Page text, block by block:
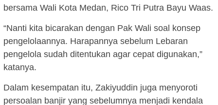
bersama Wali Kota Medan, Rico Tri Putra Bayu Waas.
“Nanti kita bicarakan dengan Pak Wali soal konsep
pengelolaannya. Harapannya sebelum Lebaran
pengelola sudah ditentukan agar cepat digunakan,”
katanya.
Dalam kesempatan itu, Zakiyuddin juga menyoroti
persoalan banjir yang sebelumnya menjadi kendala